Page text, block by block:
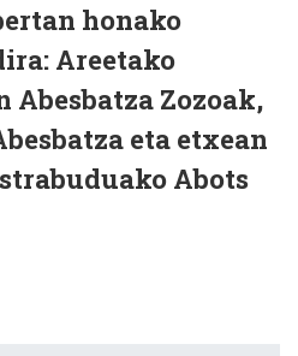
honako
Areetako
Abesbatza Zozoak,
eta etxean
Abots